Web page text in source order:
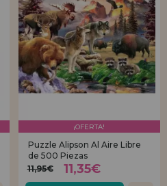
¡OFERTA!
Puzzle Alipson Al Aire Libre
de 500 Piezas
11,95€
11,35€